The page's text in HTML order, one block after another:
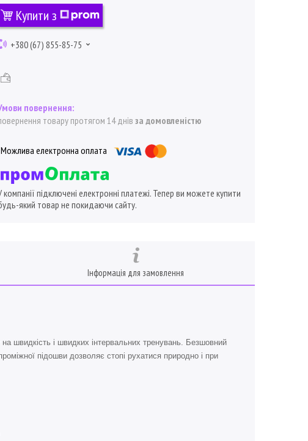
Купити з
+380 (67) 855-85-75
товару протягом 14 днів за домовленістю
компанії підключені електронні платежі. Тепер ви можете купити
який товар не покидаючи сайту.
Інформація для замовлення
на швидкість і швидких інтервальних тренувань. Безшовний
підошви дозволяє стопі рухатися природно і при